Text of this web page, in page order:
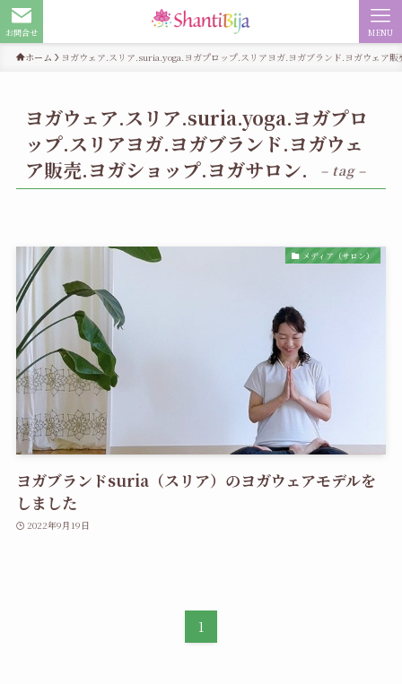
お問合せ MENU
ホーム ヨガウェア.スリア.suria.yoga.ヨガプロップ.スリアヨガ.ヨガブランド.ヨガウェア
ヨガウェア.スリア.suria.yoga.ヨガプロ
ップ.スリアヨガ.ヨガブランド.ヨガウェ
ア販売.ヨガショップ.ヨガサロン.
– tag –
メディア（サロン）
ヨガブランドsuria（スリア）のヨガウェアモデルを
しました
2022年9月19日
1